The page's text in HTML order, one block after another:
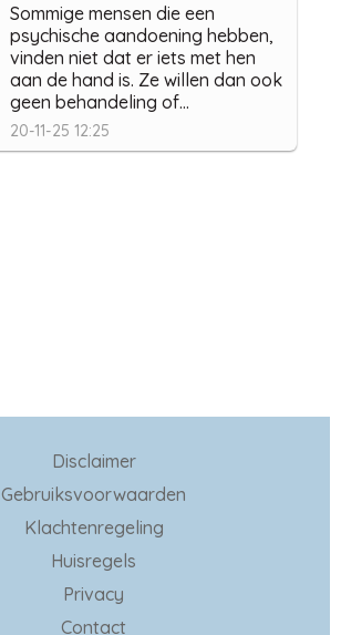
Sommige mensen die een
psychische aandoening hebben,
vinden niet dat er iets met hen
aan de hand is. Ze willen dan ook
geen behandeling of...
20-11-25 12:25
Disclaimer
Gebruiksvoorwaarden
Klachtenregeling
Huisregels
Privacy
Contact